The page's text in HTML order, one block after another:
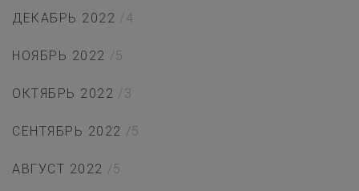
ДЕКАБРЬ 2022 /4
НОЯБРЬ 2022 /5
ОКТЯБРЬ 2022 /3
СЕНТЯБРЬ 2022 /5
АВГУСТ 2022 /5